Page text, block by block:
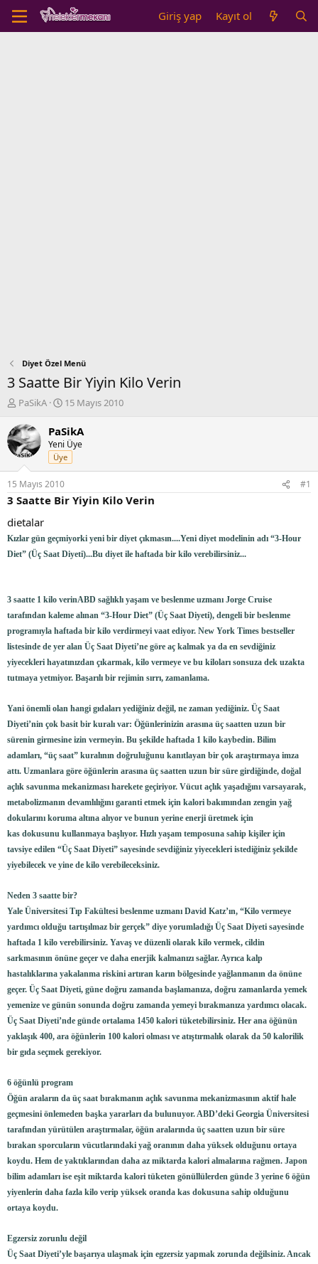
Giriş yap Kayıt ol
Diyet Özel Menü
3 Saatte Bir Yiyin Kilo Verin
K
n
b
u
y
u
b
a
l
a
t
PaSikA
B
ş
a
n
ı
ç
r
i
15 Mayıs 2010
PaSikA
Yeni Üye
Üye
15 Mayıs 2010 #1
3 Saatte Bir Yiyin Kilo Verin
dietalar
Kızlar gün geçmiyorki yeni bir diyet çıkmasın....Yeni diyet modelinin adı “3-Hour
Diet” (Üç Saat Diyeti)...Bu diyet ile haftada bir kilo verebilirsiniz...
3 saatte 1 kilo verinABD sağlıklı yaşam ve beslenme uzmanı Jorge Cruise
tarafından kaleme alınan “3-Hour Diet” (Üç Saat Diyeti), dengeli bir beslenme
programıyla haftada bir kilo verdirmeyi vaat ediyor. New York Times bestseller
listesinde de yer alan Üç Saat Diyeti’ne göre aç kalmak ya da en sevdiğiniz
yiyecekleri hayatınızdan çıkarmak, kilo vermeye ve bu kiloları sonsuza dek uzakta
tutmaya yetmiyor. Başarılı bir rejimin sırrı, zamanlama.
Yani önemli olan hangi gıdaları yediğiniz değil, ne zaman yediğiniz. Üç Saat
Diyeti’nin çok basit bir kuralı var: Öğünlerinizin arasına üç saatten uzun bir
sürenin girmesine izin vermeyin. Bu şekilde haftada 1 kilo kaybedin. Bilim
adamları, “üç saat” kuralının doğruluğunu kanıtlayan bir çok araştırmaya imza
attı. Uzmanlara göre öğünlerin arasına üç saatten uzun bir süre girdiğinde, doğal
açlık savunma mekanizması harekete geçiriyor. Vücut açlık yaşadığını varsayarak,
metabolizmanın devamlılığını garanti etmek için kalori bakımından zengin yağ
dokularını koruma altına alıyor ve bunun yerine enerji üretmek için
kas dokusunu kullanmaya başlıyor. Hızlı yaşam temposuna sahip kişiler için
tavsiye edilen “Üç Saat Diyeti” sayesinde sevdiğiniz yiyecekleri istediğiniz şekilde
yiyebilecek ve yine de kilo verebileceksiniz.
Neden 3 saatte bir?
Yale Üniversitesi Tıp Fakültesi beslenme uzmanı David Katz’ın, “Kilo vermeye
yardımcı olduğu tartışılmaz bir gerçek” diye yorumladığı Üç Saat Diyeti sayesinde
haftada 1 kilo verebilirsiniz. Yavaş ve düzenli olarak kilo vermek, cildin
sarkmasının önüne geçer ve daha enerjik kalmanızı sağlar. Ayrıca kalp
hastalıklarına yakalanma riskini artıran karın bölgesinde yağlanmanın da önüne
geçer. Üç Saat Diyeti, güne doğru zamanda başlamanıza, doğru zamanlarda yemek
yemenize ve günün sonunda doğru zamanda yemeyi bırakmanıza yardımcı olacak.
Üç Saat Diyeti’nde günde ortalama 1450 kalori tüketebilirsiniz. Her ana öğünün
yaklaşık 400, ara öğünlerin 100 kalori olması ve atıştırmalık olarak da 50 kalorilik
bir gıda seçmek gerekiyor.
6 öğünlü program
Öğün araların da üç saat bırakmanın açlık savunma mekanizmasının aktif hale
geçmesini önlemeden başka yararları da bulunuyor. ABD’deki Georgia Üniversitesi
tarafından yürütülen araştırmalar, öğün aralarında üç saatten uzun bir süre
bırakan sporcuların vücutlarındaki yağ oranının daha yüksek olduğunu ortaya
koydu. Hem de yaktıklarından daha az miktarda kalori almalarına rağmen. Japon
bilim adamları ise eşit miktarda kalori tüketen gönüllülerden günde 3 yerine 6 öğün
yiyenlerin daha fazla kilo verip yüksek oranda kas dokusuna sahip olduğunu
ortaya koydu.
Egzersiz zorunlu değil
Üç Saat Diyeti’yle başarıya ulaşmak için egzersiz yapmak zorunda değilsiniz. Ancak